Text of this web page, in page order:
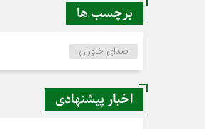
برچسب ها
صدای خاوران
اخبار پیشنهادی